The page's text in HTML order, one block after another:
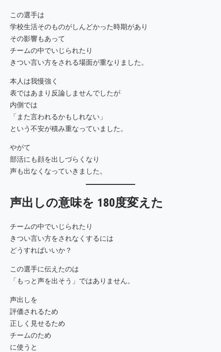
この選手は
学校生活そのものがしんどかった時期があり
その影響もあって
チームの中でいじられたり
きつい言い方をされる場面が重なりました。
本人は我慢強く
表ではあまり反論しませんでしたが
内側では
「また言われるかもしれない」
という不安が積み重なっていました。
やがて
部活にも顔を出しづらくなり
声も出なくなっていきました。
声出しの意味を 180度変えた
チームの中でいじられたり
きつい言い方をされなくするには
どうすればいいか？
この選手に伝えたのは
「もっと声を出そう」ではありません。
声出しを
評価されるため
正しく見せるため
チームのため
に使うと